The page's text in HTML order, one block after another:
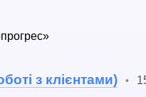
з клієнтами) •